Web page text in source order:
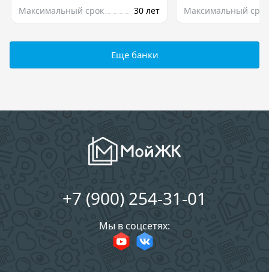
Максимальный срок
30 лет
Максимальный срок
Еще банки
+7 (900) 254-31-01
Мы в соцсетях: